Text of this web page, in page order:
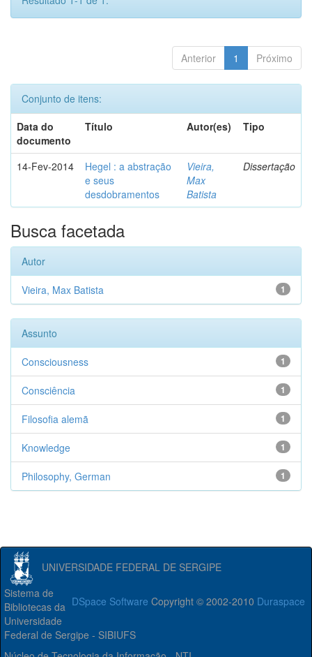
Anterior 1 Próximo
Conjunto de itens:
Data do
documento
Título Autor(es) Tipo
14-Fev-2014
Hegel : a abstração
e seus
desdobramentos
Vieira,
Max
Batista
Dissertação
Busca facetada
Autor
1
Vieira, Max Batista
Assunto
1
Consciousness
1
Consciência
1
Filosofia alemã
1
Knowledge
1
Philosophy, German
UNIVERSIDADE FEDERAL DE SERGIPE
DSpace Software Copyright © 2002-2010 Duraspace
Sistema de
Bibliotecas da
Universidade
Federal de Sergipe - SIBIUFS